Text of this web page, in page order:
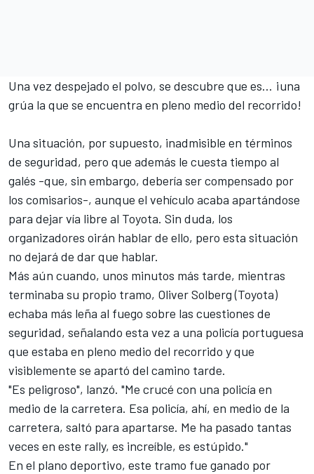
Una vez despejado el polvo, se descubre que es... ¡una
grúa la que se encuentra en pleno medio del recorrido!
Una situación, por supuesto, inadmisible en términos
de seguridad, pero que además le cuesta tiempo al
galés -que, sin embargo, debería ser compensado por
los comisarios-, aunque el vehículo acaba apartándose
para dejar vía libre al Toyota. Sin duda, los
organizadores oirán hablar de ello, pero esta situación
no dejará de dar que hablar.
Más aún cuando, unos minutos más tarde, mientras
terminaba su propio tramo, Oliver Solberg(Toyota)
echaba más leña al fuego sobre las cuestiones de
seguridad, señalando esta vez a una policía portuguesa
que estaba en pleno medio del recorrido y que
visiblemente se apartó del camino tarde.
"Es peligroso", lanzó. "Me crucé con una policía en
medio de la carretera. Esa policía, ahí, en medio de la
carretera, saltó para apartarse. Me ha pasado tantas
veces en este rally, es increíble, es estúpido."
En el plano deportivo, este tramo fue ganado por